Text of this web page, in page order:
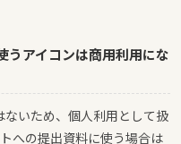
うアイコンは商用利用にな
いため、個人利用として扱
への提出資料に使う場合は